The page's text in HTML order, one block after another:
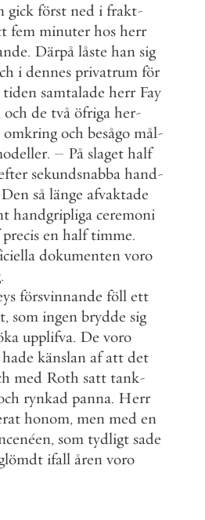
gick först ned i frakt-
fem minuter hos herr
. Därpå låste han sig
i dennes privatrum för
tiden samtalade herr Fay
och de två öfriga her-
omkring och besågo mål-
. – På slaget half
sekundsnabba hand-
Den så länge afvaktade
handgripliga ceremoni
precis en half timme.
dokumenten voro
.
försvinnande föll ett
, som ingen brydde sig
upplifva. De voro
hade känslan af att det
med Roth satt tank-
rynkad panna. Herr
honom, men med en
, som tydligt sade
ifall åren voro